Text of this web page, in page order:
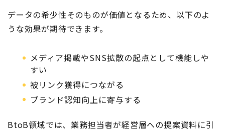
データの希少性そのものが価値となるため、以下のよ
うな効果が期待できます。
メディア掲載やSNS拡散の起点として機能しや
すい
被リンク獲得につながる
ブランド認知向上に寄与する
BtoB領域では、業務担当者が経営層への提案資料に引